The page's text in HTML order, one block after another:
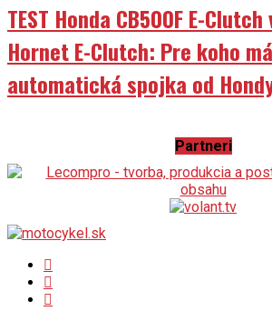
TEST Honda CB500F E-Clutch
Hornet E-Clutch: Pre koho
automatická spojka od
Partneri